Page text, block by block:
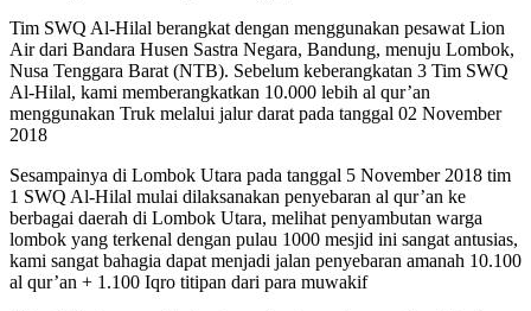
Tim SWQ Al-Hilal berangkat dengan menggunakan pesawat Lion
Air dari Bandara Husen Sastra Negara, Bandung, menuju Lombok,
Nusa Tenggara Barat (NTB). Sebelum keberangkatan 3 Tim SWQ
Al-Hilal, kami memberangkatkan 10.000 lebih al qur’an
menggunakan Truk melalui jalur darat pada tanggal 02 November
2018
Sesampainya di Lombok Utara pada tanggal 5 November 2018 tim
1 SWQ Al-Hilal mulai dilaksanakan penyebaran al qur’an ke
berbagai daerah di Lombok Utara, melihat penyambutan warga
lombok yang terkenal dengan pulau 1000 mesjid ini sangat antusias,
kami sangat bahagia dapat menjadi jalan penyebaran amanah 10.100
al qur’an + 1.100 Iqro titipan dari para muwakif